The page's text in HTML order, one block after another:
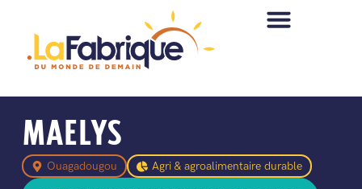
MAELYS
Ouagadougou Agri & agroalimentaire durable